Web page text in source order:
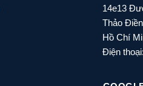
14e13
Thảo
Hồ Chí
Điện thoại: